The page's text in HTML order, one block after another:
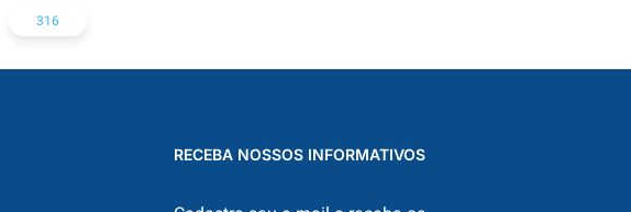
316
RECEBA NOSSOS INFORMATIVOS